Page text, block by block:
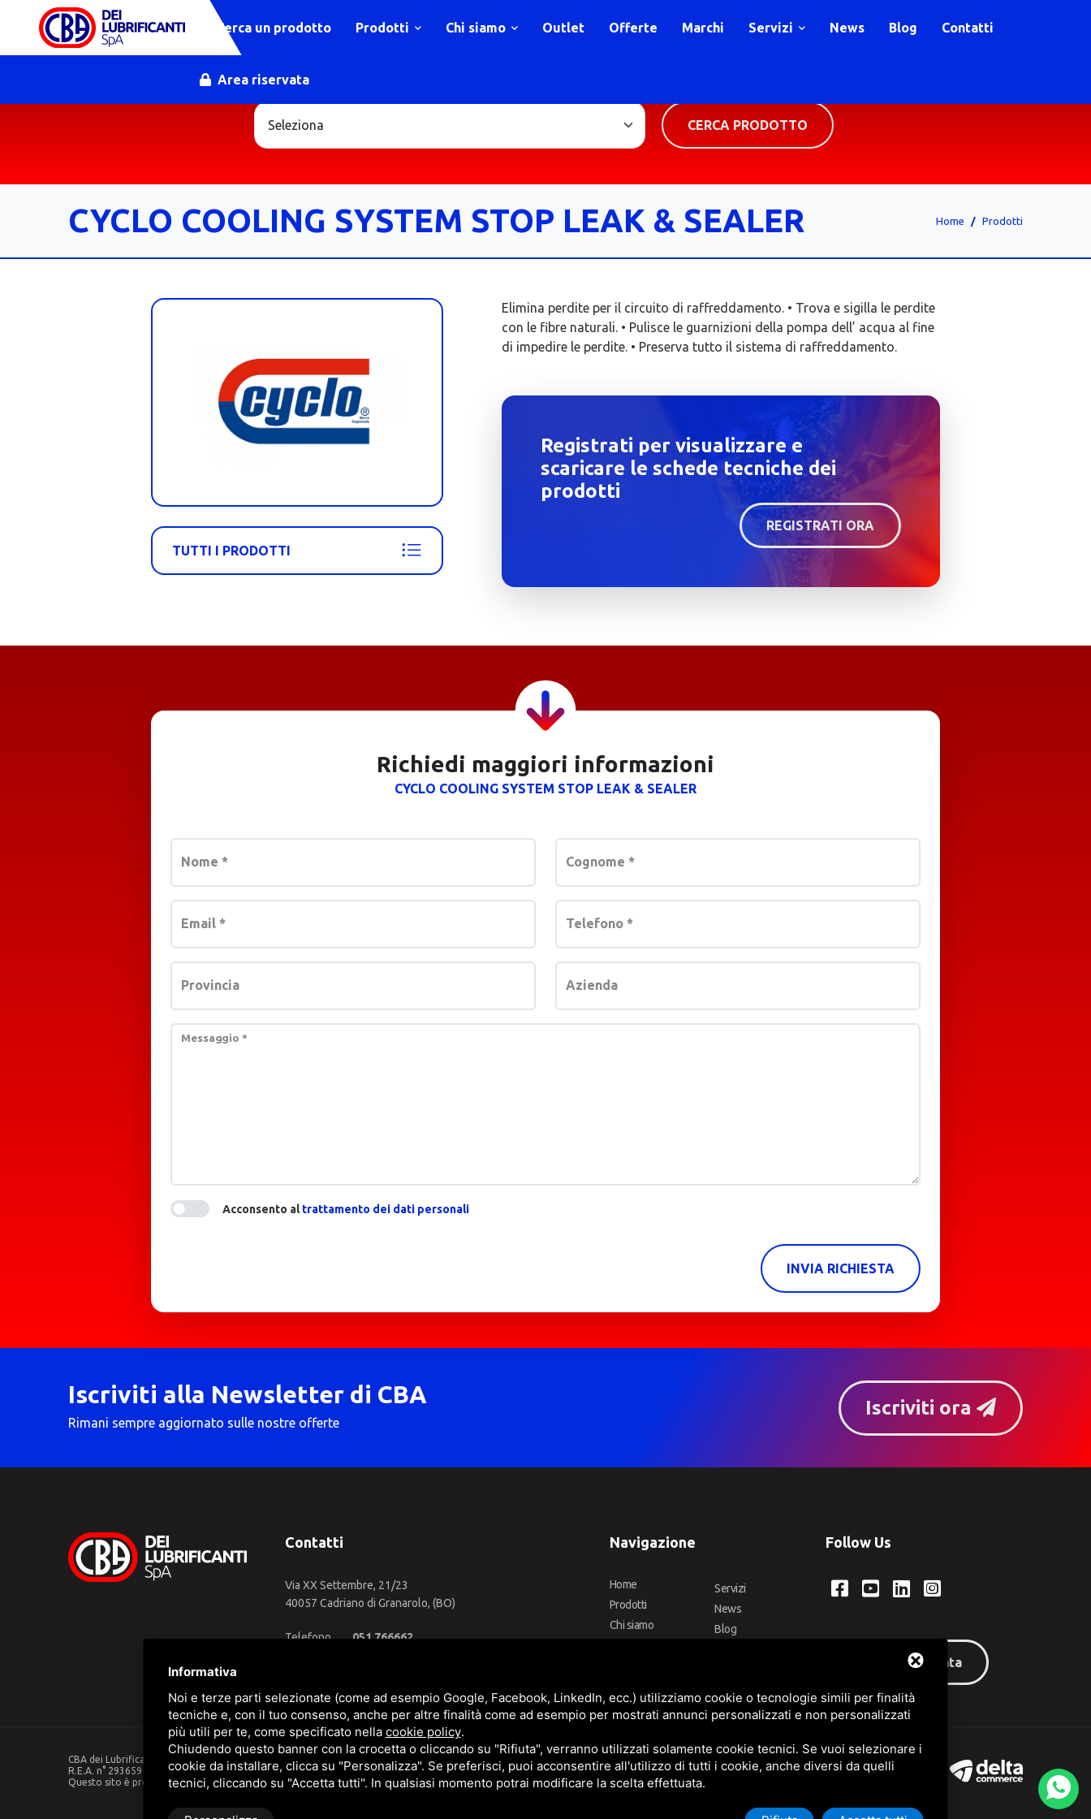
Cerca un prodotto Prodotti Chi siamo Outlet Offerte Marchi Servizi News Blog Contatti
Area riservata
CERCA PRODOTTO
CYCLO COOLING SYSTEM STOP LEAK & SEALER Home Prodotti
TUTTI I PRODOTTI
Elimina perdite per il circuito di raffreddamento. • Trova e sigilla le perdite
con le fibre naturali. • Pulisce le guarnizioni della pompa dell’ acqua al fine
di impedire le perdite. • Preserva tutto il sistema di raffreddamento.
Registrati per visualizzare e
scaricare le schede tecniche dei
prodotti
REGISTRATI ORA
Richiedi maggiori informazioni
CYCLO COOLING SYSTEM STOP LEAK & SEALER
Nome * Cognome *
Email * Telefono *
Provincia Azienda
Messaggio *
Acconsento altrattamento dei dati personali
INVIA RICHIESTA
Iscriviti alla Newsletter di CBA
Rimani sempre aggiornato sulle nostre offerte
Iscriviti ora
Contatti
Via XX Settembre, 21/23
40057 Cadriano di Granarolo, (BO)
Telefono
051 766662
Navigazione
Home
Prodotti
Chi siamo
Servizi
News
Blog
Follow Us
Area riservata
CBA dei Lubrificanti Spa - P. IVA 00624811204 - Codice fiscale 03472740376
R.E.A. n° 293659 - REG. IMPRESE BO Capitale Sociale €. 120.000 int. versati -Sitemap
Questo sito è protetto da Google reCAPTCHA v3,Privacy Policye Termini di serviziodi Google
Informativa
Noi e terze parti selezionate (come ad esempio Google, Facebook, LinkedIn, ecc.) utilizziamo cookie o tecnologie simili per finalità
tecniche e, con il tuo consenso, anche per altre finalità come ad esempio per mostrati annunci personalizzati e non personalizzati
più utili per te, come specificato nella cookie policy.
Chiudendo questo banner con la crocetta o cliccando su "Rifiuta", verranno utilizzati solamente cookie tecnici. Se vuoi selezionare i
cookie da installare, clicca su "Personalizza". Se preferisci, puoi acconsentire all'utilizzo di tutti i cookie, anche diversi da quelli
tecnici, cliccando su "Accetta tutti". In qualsiasi momento potrai modificare la scelta effettuata.